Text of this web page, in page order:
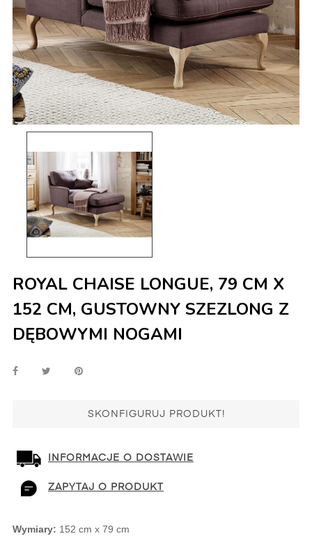
ROYAL CHAISE LONGUE, 79 CM X
152 CM, GUSTOWNY SZEZLONG Z
DĘBOWYMI NOGAMI
SKONFIGURUJ PRODUKT!
INFORMACJE O DOSTAWIE
ZAPYTAJ O PRODUKT
Wymiary: 152 cm x 79 cm